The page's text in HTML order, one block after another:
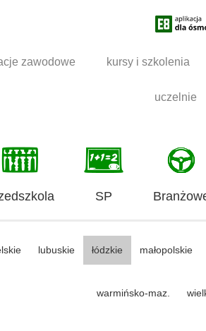
zawodowe kursy i szkolenia
uczelnie
SP
lubuskie łódzkie małopolskie
warmińsko-maz.